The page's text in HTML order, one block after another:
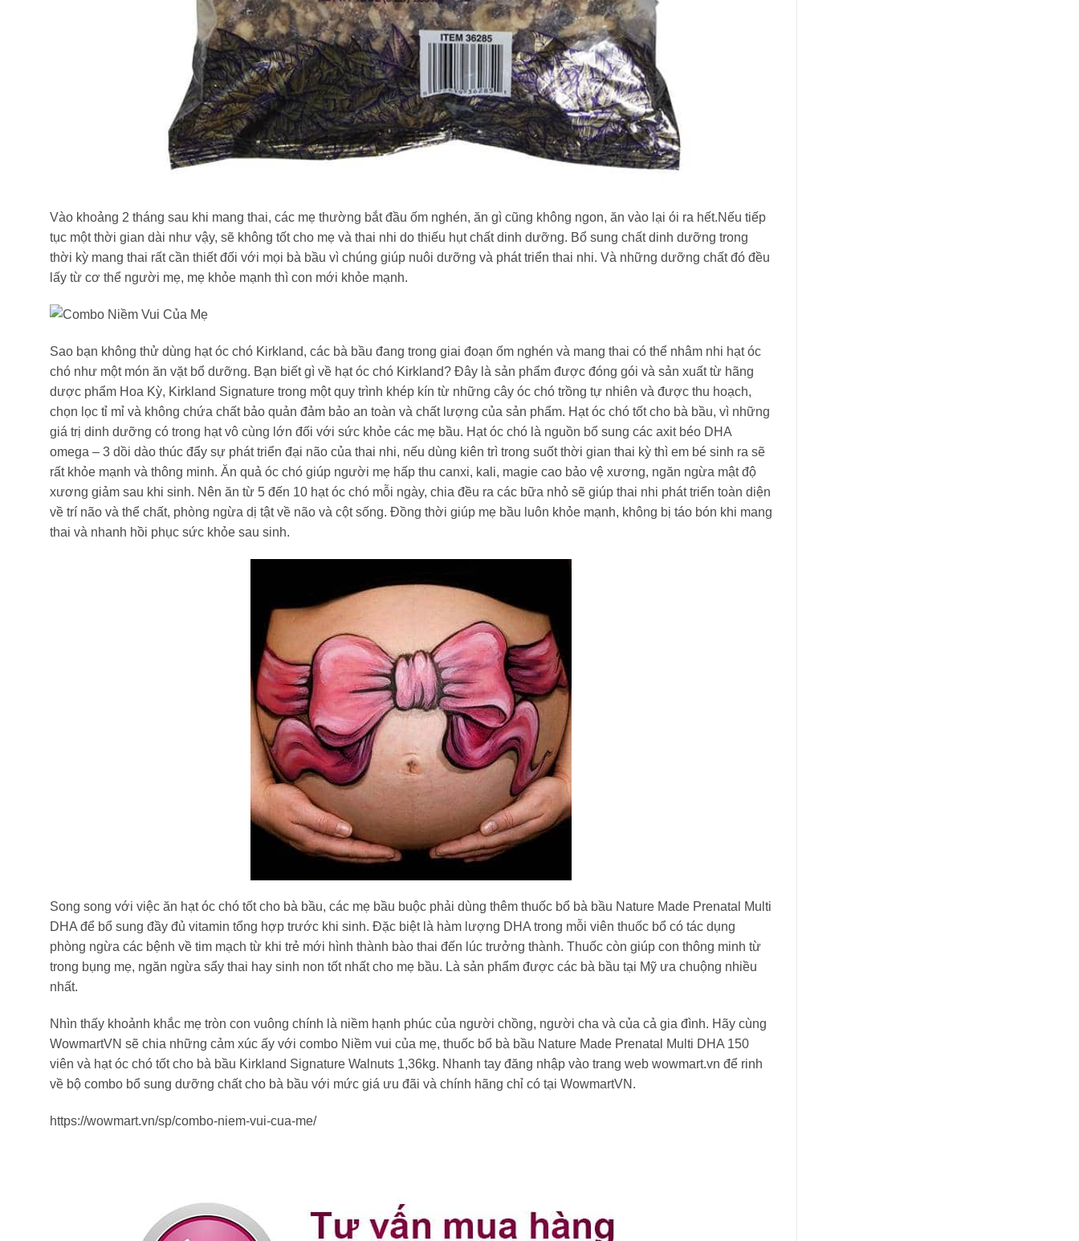
Vào khoảng 2 tháng sau khi mang thai, các mẹ thường bắt đầu ốm nghén, ăn gì cũng không ngon, ăn vào lại ói ra hết.Nếu tiếp
tục một thời gian dài như vậy, sẽ không tốt cho mẹ và thai nhi do thiếu hụt chất dinh dưỡng. Bổ sung chất dinh dưỡng trong
thời kỳ mang thai rất cần thiết đối với mọi bà bầu vì chúng giúp nuôi dưỡng và phát triển thai nhi. Và những dưỡng chất đó đều
lấy từ cơ thể người mẹ, mẹ khỏe mạnh thì con mới khỏe mạnh.
Sao bạn không thử dùng hạt óc chó Kirkland, các bà bầu đang trong giai đoạn ốm nghén và mang thai có thể nhâm nhi hạt óc
chó như một món ăn vặt bổ dưỡng. Bạn biết gì về hạt óc chó Kirkland? Đây là sản phẩm được đóng gói và sản xuất từ hãng
dược phẩm Hoa Kỳ, Kirkland Signature trong một quy trình khép kín từ những cây óc chó trồng tự nhiên và được thu hoạch,
chọn lọc tỉ mỉ và không chứa chất bảo quản đảm bảo an toàn và chất lượng của sản phẩm. Hạt óc chó tốt cho bà bầu, vì những
giá trị dinh dưỡng có trong hạt vô cùng lớn đối với sức khỏe các mẹ bầu. Hạt óc chó là nguồn bổ sung các axit béo DHA
omega – 3 dồi dào thúc đẩy sự phát triển đại não của thai nhi, nếu dùng kiên trì trong suốt thời gian thai kỳ thì em bé sinh ra sẽ
rất khỏe mạnh và thông minh. Ăn quả óc chó giúp người mẹ hấp thu canxi, kali, magie cao bảo vệ xương, ngăn ngừa mật độ
xương giảm sau khi sinh. Nên ăn từ 5 đến 10 hạt óc chó mỗi ngày, chia đều ra các bữa nhỏ sẽ giúp thai nhi phát triển toàn diện
về trí não và thể chất, phòng ngừa dị tật về não và cột sống. Đồng thời giúp mẹ bầu luôn khỏe mạnh, không bị táo bón khi mang
thai và nhanh hồi phục sức khỏe sau sinh.
Song song với việc ăn hạt óc chó tốt cho bà bầu, các mẹ bầu buộc phải dùng thêm thuốc bổ bà bầu Nature Made Prenatal Multi
DHA để bổ sung đầy đủ vitamin tổng hợp trước khi sinh. Đặc biệt là hàm lượng DHA trong mỗi viên thuốc bổ có tác dụng
phòng ngừa các bệnh về tim mạch từ khi trẻ mới hình thành bào thai đến lúc trưởng thành. Thuốc còn giúp con thông minh từ
trong bụng mẹ, ngăn ngừa sẩy thai hay sinh non tốt nhất cho mẹ bầu. Là sản phẩm được các bà bầu tại Mỹ ưa chuộng nhiều
nhất.
Nhìn thấy khoảnh khắc mẹ tròn con vuông chính là niềm hạnh phúc của người chồng, người cha và của cả gia đình. Hãy cùng
WowmartVN sẽ chia những cảm xúc ấy với combo Niềm vui của mẹ, thuốc bổ bà bầu Nature Made Prenatal Multi DHA 150
viên và hạt óc chó tốt cho bà bầu Kirkland Signature Walnuts 1,36kg. Nhanh tay đăng nhập vào trang web wowmart.vn để rinh
về bộ combo bổ sung dưỡng chất cho bà bầu với mức giá ưu đãi và chính hãng chỉ có tại WowmartVN.
https://wowmart.vn/sp/combo-niem-vui-cua-me/